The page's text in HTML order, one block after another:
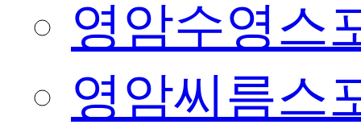
영암수영스
영암씨름스